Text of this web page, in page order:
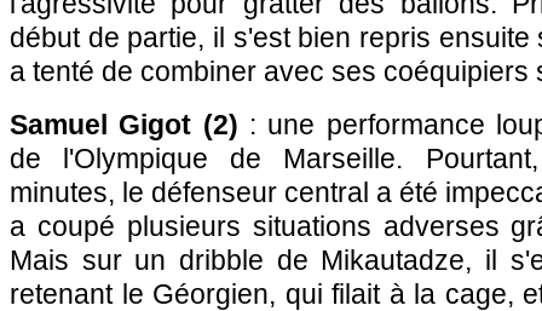
début de partie, il s'est bien repris
a tenté de combiner avec ses coéquipiers
Samuel Gigot (2) : une performance
de l'Olympique de Marseille.
minutes, le défenseur central a été
a coupé plusieurs situations adverses
Mais sur un dribble de Mikautadze, il
retenant le Géorgien, qui filait à la cage,